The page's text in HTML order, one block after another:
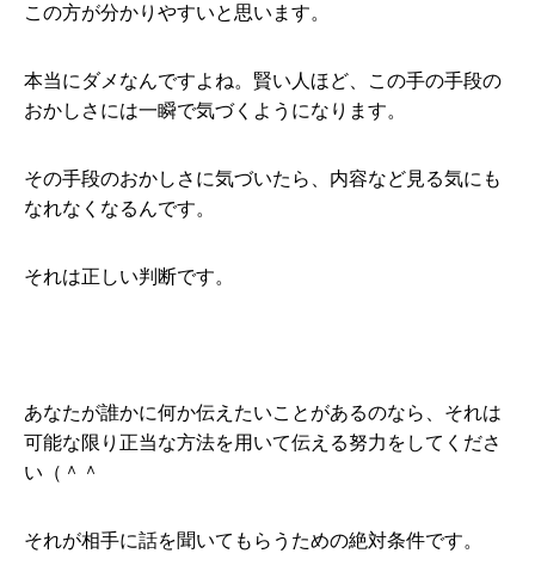
この方が分かりやすいと思います。
本当にダメなんですよね。賢い人ほど、この手の手段の
おかしさには一瞬で気づくようになります。
その手段のおかしさに気づいたら、内容など見る気にも
なれなくなるんです。
それは正しい判断です。
あなたが誰かに何か伝えたいことがあるのなら、それは
可能な限り正当な方法を用いて伝える努力をしてくださ
い（＾＾
それが相手に話を聞いてもらうための絶対条件です。